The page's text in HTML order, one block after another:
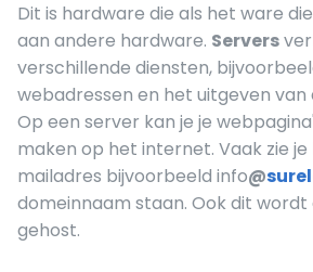
Dit is hardware die als het ware
aan andere hardware. Servers
verschillende diensten,
webadressen en het uitgeven van
Op een server kan je je
maken op het internet. Vaak zie je
mailadres bijvoorbeeld info@
domeinnaam staan. Ook dit
gehost.